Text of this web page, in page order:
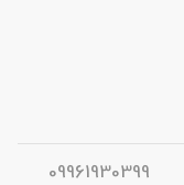
09961930399